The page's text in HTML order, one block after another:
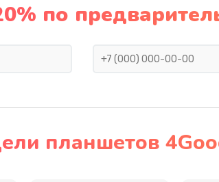
по
планшетов